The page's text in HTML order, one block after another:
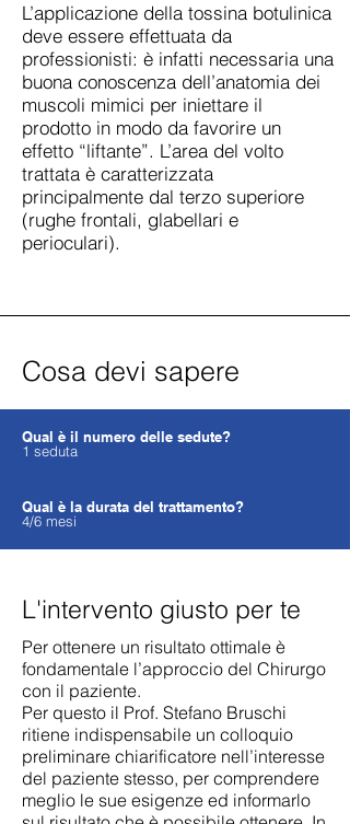
L’applicazione della tossina botulinica
deve essere effettuata da
professionisti: è infatti necessaria una
buona conoscenza dell’anatomia dei
muscoli mimici per iniettare il
prodotto in modo da favorire un
effetto “liftante”. L’area del volto
trattata è caratterizzata
principalmente dal terzo superiore
(rughe frontali, glabellari e
perioculari).
Qual è il numero delle sedute?
1 seduta
Qual è la durata del trattamento?
4/6 mesi
L'intervento giusto per te
Per ottenere un risultato ottimale è
fondamentale l’approccio del Chirurgo
con il paziente.
Per questo il Prof. Stefano Bruschi
ritiene indispensabile un colloquio
preliminare chiarificatore nell’interesse
del paziente stesso, per comprendere
meglio le sue esigenze ed informarlo
Cosa devi sapere